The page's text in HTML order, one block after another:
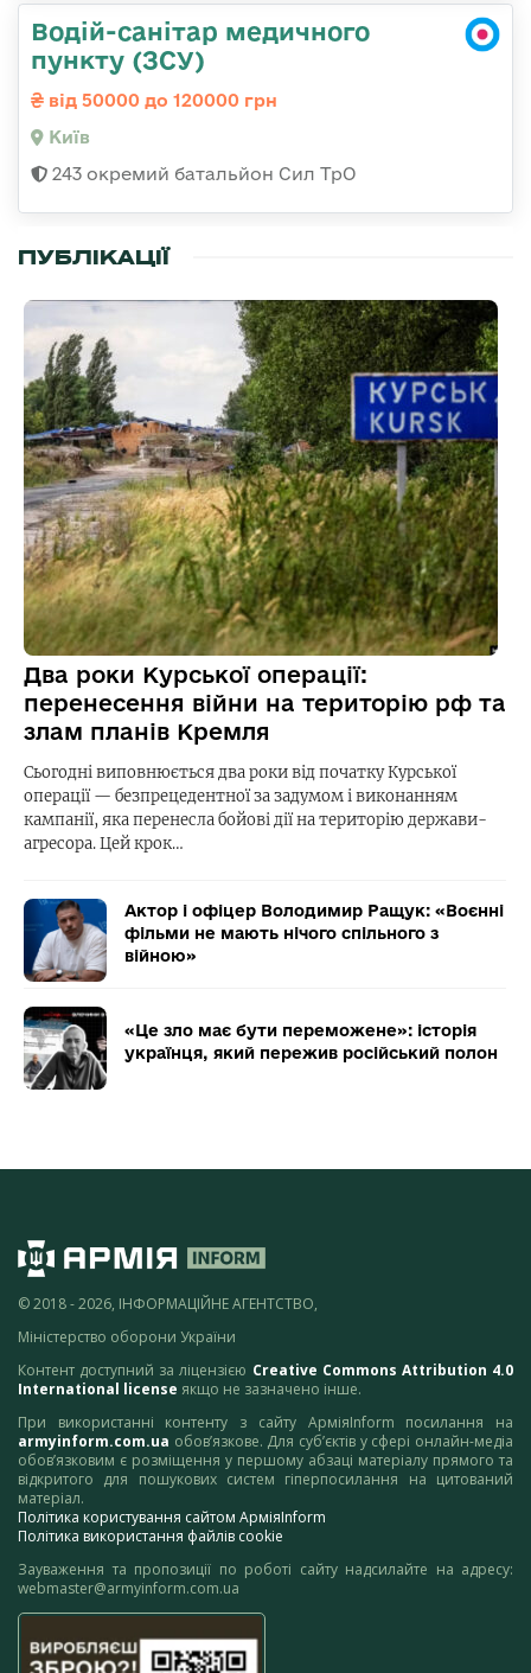
Водій-санітар медичного
пункту (ЗСУ)
від 50000 до 120000 грн
Київ
243 окремий батальйон Сил ТрО
ПУБЛІКАЦІЇ
Два роки Курської операції:
перенесення війни на територію рф та
злам планів Кремля
Сьогодні виповнюється два роки від початку Курської
операції — безпрецедентної за задумом і виконанням
кампанії, яка перенесла бойові дії на територію держави-
агресора. Цей крок…
Актор і офіцер Володимир Ращук: «Воєнні
фільми не мають нічого спільного з
війною»
«Це зло має бути переможене»: історія
українця, який пережив російський полон
© 2018 - 2026, ІНФОРМАЦІЙНЕ АГЕНТСТВО,
Міністерство оборони України
Контент доступний за ліцензією Creative Commons Attribution 4.0
International license якщо не зазначено інше.
При використанні контенту з сайту АрміяInform посилання на
armyinform.com.ua обов’язкове. Для суб’єктів у сфері онлайн-медіа
обов’язковим є розміщення у першому абзаці матеріалу прямого та
відкритого для пошукових систем гіперпосилання на цитований
матеріал.
Політика користування сайтом АрміяInform
Політика використання файлів cookie
Зауваження та пропозиції по роботі сайту надсилайте на адресу:
webmaster@armyinform.com.ua